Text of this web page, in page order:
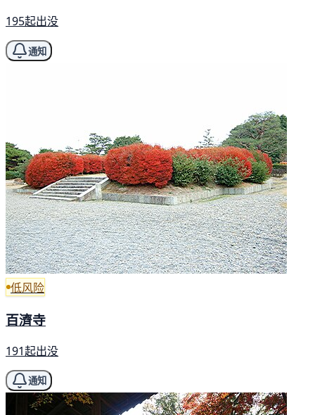
195起出没
通知
低风险
百濟寺
191起出没
通知